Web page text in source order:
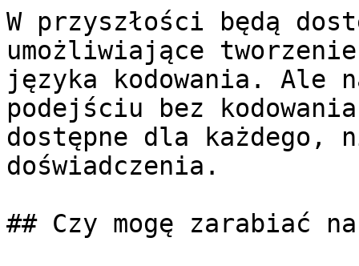
W przyszłości będą
umożliwiające
języka kodowania. Ale
podejściu bez
dostępne dla każdego,
doświadczenia.
## Czy mogę zarabiać